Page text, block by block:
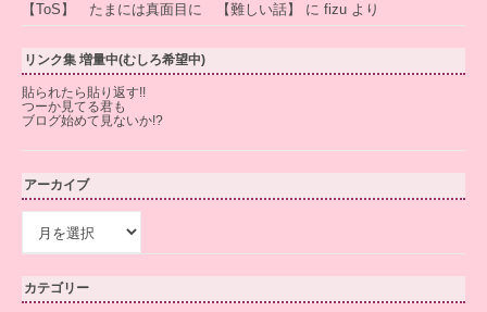
【ToS】 たまには真面目に 【難しい話】
に fizu より
リンク集 増量中(むしろ希望中)
貼られたら貼り返す!!
つーか見てる君も
ブログ始めて見ないか!?
アーカイブ
イ
ブ
カテゴリー